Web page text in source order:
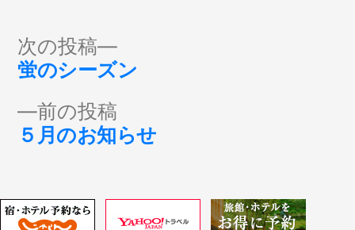
投
ナ
ゲ
前の投稿
の
５月のお知らせ
次の投稿
次
の
蛍のシーズン